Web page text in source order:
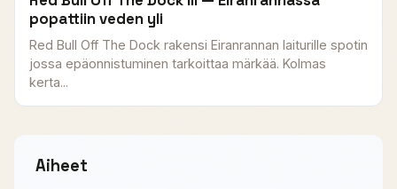
popattiin veden yli
Red Bull Off The Dock rakensi Eiranrannan laiturille spotin
jossa epäonnistuminen tarkoittaa märkää. Kolmas
kerta...
Aiheet